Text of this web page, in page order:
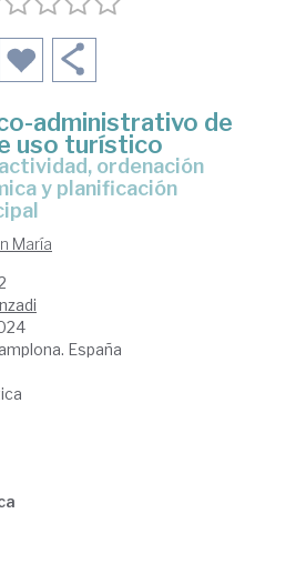
administrativo de
uso turístico
y planificación
María
España